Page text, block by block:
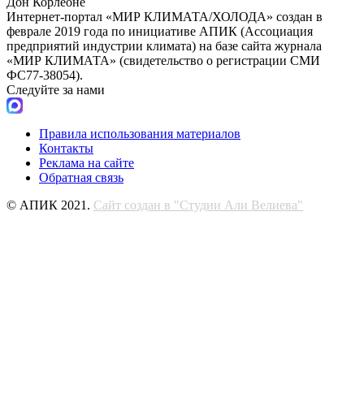
Интернет-портал «МИР КЛИМАТА/ХОЛОДА» создан в
феврале 2019 года по инициативе АПИК (Ассоциация
предприятий индустрии климата) на базе сайта журнала
«МИР КЛИМАТА» (свидетельство о регистрации СМИ
ФС77-38054).
Следуйте за нами
Правила использования материалов
Контакты
Реклама на сайте
Обратная связь
© АПИК 2021. Сайт создан в "Студии Али Велиева"